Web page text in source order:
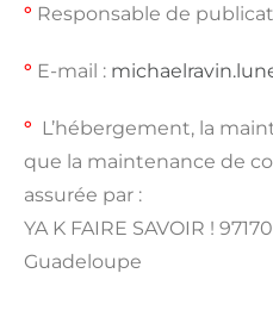
° Responsable de
° E-mail :
° L’hébergement, la
que la maintenance de
assurée par :
YA K FAIRE SAVOIR !
Guadeloupe